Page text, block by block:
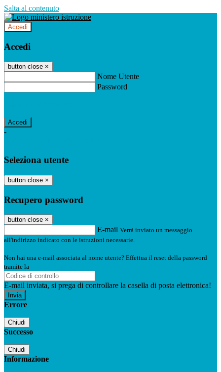
Salta al contenuto
Accedi
Accedi
button close ×
Nome Utente
Password
-
Seleziona utente
button close ×
Recupero password
button close ×
E-mail Verrà inviato un messaggio
all'indirizzo indicato con le istruzioni necessarie.
Non hai una e-mail associata al nome utente? Effettua il reset della password
tramite la
E-mail inviata, si prega di controllare la casella di posta elettronica!
Errore
Chiudi
Successo
Chiudi
Informazione